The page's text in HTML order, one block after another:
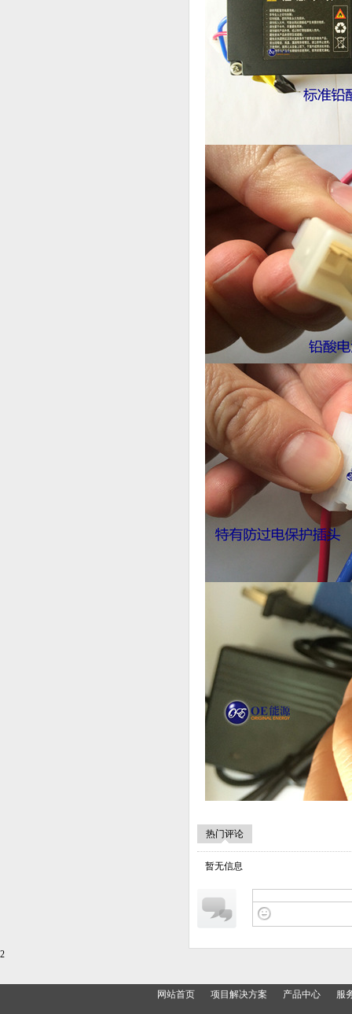
热门评论
暂无信息
2
网站首页 项目解决方案 产品中心 服